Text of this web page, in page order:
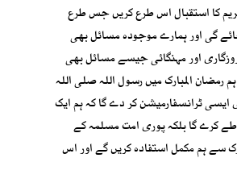
کا استقبال اس طرع کریں جس طرع
گی اور ہمارے موجودہ مسائل بھی
اور مہنگائی جیسے مسائل بھی
المبارک میں رسول اللہ صلی اللہ
مہمان ہماری ایسی ٹرانسفارمیشن کر دے گا کہ ہم ایک
طے کرے گا بلکہ پوری امت مسلمہ کے
سے ہم مکمل استفادہ کریں گے اور اس